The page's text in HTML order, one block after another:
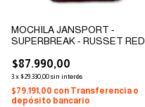
MOCHILA JANSPORT -
SUPERBREAK - RUSSET RED
$87.990,00
3x$29.330,00sin interés
$79.191,00 con Transferencia o
depósito bancario